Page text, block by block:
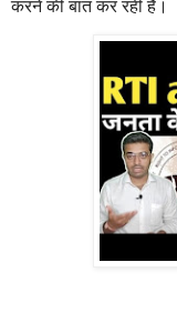
करने की बात कर रही है।